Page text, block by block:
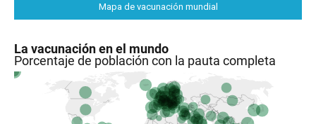
Mapa de vacunación mundial